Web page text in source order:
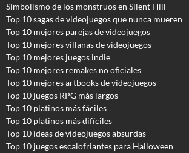
Simbolismo de los monstruos en Silent Hill
Top 10 sagas de videojuegos que nunca mueren
Top 10 mejores parejas de videojuegos
Top 10 mejores villanas de videojuegos
Top 10 mejores juegos indie
Top 10 mejores remakes no oficiales
Top 10 mejores artbooks de videojuegos
Top 10 juegos RPG más largos
Top 10 platinos más fáciles
Top 10 platinos más difíciles
Top 10 ideas de videojuegos absurdas
Top 10 juegos escalofriantes para Halloween